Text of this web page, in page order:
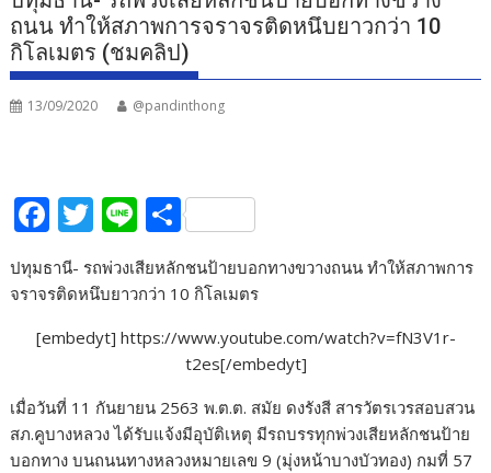
ถนน ทำให้สภาพการจราจรติดหนึบยาวกว่า 10
กิโลเมตร (ชมคลิป)
13/09/2020 @pandinthong
F
ac
e
b
o
o
k
T
w
itt
er
Li
n
e
S
ar
ปทุมธานี- รถพ่วงเสียหลักชนป้ายบอกทางขวางถนน ทำให้สภาพการ
จราจรติดหนึบยาวกว่า 10 กิโลเมตร
[embedyt] https://www.youtube.com/watch?v=fN3V1r-
t2es[/embedyt]
เมื่อวันที่ 11 กันยายน 2563 พ.ต.ต. สมัย ดงรังสี สารวัตรเวรสอบสวน
สภ.คูบางหลวง ได้รับแจ้งมีอุบัติเหตุ มีรถบรรทุกพ่วงเสียหลักชนป้าย
บอกทาง บนถนนทางหลวงหมายเลข 9 (มุ่งหน้าบางบัวทอง) กมที่ 57